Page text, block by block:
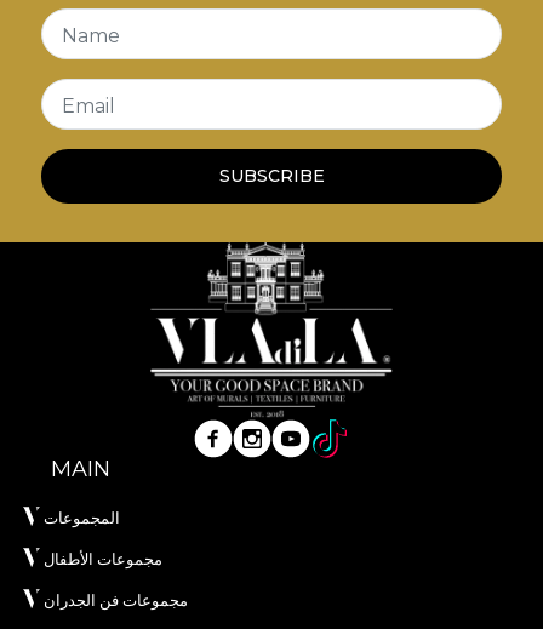
Name
Email
SUBSCRIBE
MAIN
المجموعات
مجموعات الأطفال
مجموعات فن الجدران